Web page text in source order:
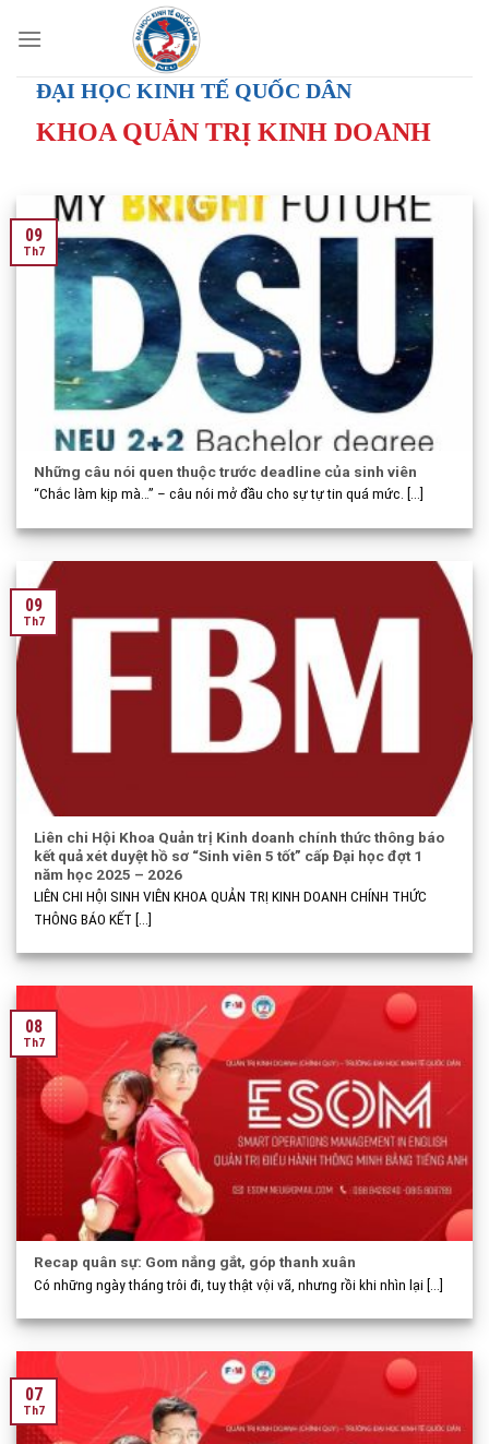
ĐẠI HỌC KINH TẾ QUỐC DÂN
KHOA QUẢN TRỊ KINH DOANH
Những câu nói quen thuộc trước deadline của sinh viên
“Chắc làm kịp mà…” – câu nói mở đầu cho sự tự tin quá mức. [...]
09
Th7
Liên chi Hội Khoa Quản trị Kinh doanh chính thức thông báo
kết quả xét duyệt hồ sơ “Sinh viên 5 tốt” cấp Đại học đợt 1
năm học 2025 – 2026
LIÊN CHI HỘI SINH VIÊN KHOA QUẢN TRỊ KINH DOANH CHÍNH THỨC
THÔNG BÁO KẾT [...]
09
Th7
Recap quân sự: Gom nắng gắt, góp thanh xuân
Có những ngày tháng trôi đi, tuy thật vội vã, nhưng rồi khi nhìn lại [...]
08
Th7
07
Th7